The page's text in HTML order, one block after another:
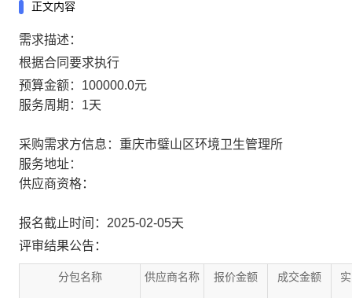
正文内容
需求描述：
根据合同要求执行
预算金额：100000.0元
服务周期：1天
采购需求方信息：重庆市璧山区环境卫生管理所
服务地址：
供应商资格：
报名截止时间：2025-02-05天
评审结果公告：
分包名称 供应商名称 报价金额 成交金额